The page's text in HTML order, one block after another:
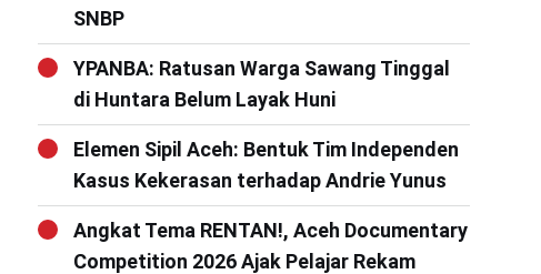
SNBP
YPANBA: Ratusan Warga Sawang Tinggal
di Huntara Belum Layak Huni
Elemen Sipil Aceh: Bentuk Tim Independen
Kasus Kekerasan terhadap Andrie Yunus
Angkat Tema RENTAN!, Aceh Documentary
Competition 2026 Ajak Pelajar Rekam